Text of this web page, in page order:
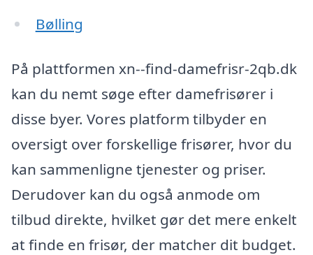
Bølling
På plattformen xn--find-damefrisr-2qb.dk
kan du nemt søge efter damefrisører i
disse byer. Vores platform tilbyder en
oversigt over forskellige frisører, hvor du
kan sammenligne tjenester og priser.
Derudover kan du også anmode om
tilbud direkte, hvilket gør det mere enkelt
at finde en frisør, der matcher dit budget.